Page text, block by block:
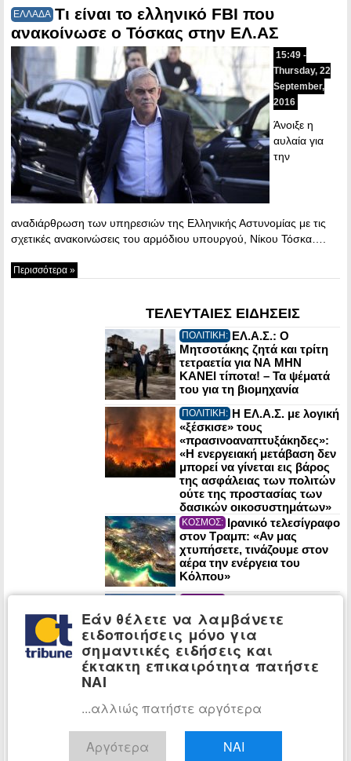
ΕΛΛΑΔΑ Τι είναι το ελληνικό FBI που
ανακοίνωσε ο Τόσκας στην ΕΛ.ΑΣ
15:49 -
Thursday, 22
September,
2016
Άνοιξε η
αυλαία για
την
αναδιάρθρωση των υπηρεσιών της Ελληνικής Αστυνομίας με τις
σχετικές ανακοινώσεις του αρμόδιου υπουργού, Νίκου Τόσκα….
Περισσότερα »
ΤΕΛΕΥΤΑΙΕΣ ΕΙΔΗΣΕΙΣ
ΠΟΛΙΤΙΚΗ: ΕΛ.Α.Σ.: Ο
Μητσοτάκης ζητά και τρίτη
τετραετία για ΝΑ ΜΗΝ
ΚΑΝΕΙ τίποτα! – Τα ψέματά
του για τη βιομηχανία
ΠΟΛΙΤΙΚΗ: Η ΕΛ.Α.Σ. με λογική
«ξέσκισε» τους
«πρασινοαναπτυξάκηδες»:
«Η ενεργειακή μετάβαση δεν
μπορεί να γίνεται εις βάρος
της ασφάλειας των πολιτών
ούτε της προστασίας των
δασικών οικοσυστημάτων»
ΚΟΣΜΟΣ: Ιρανικό τελεσίγραφο
στον Τραμπ: «Αν μας
χτυπήσετε, τινάζουμε στον
αέρα την ενέργεια του
Κόλπου»
αντιπαράθεση Τραμπ-
Χέγκσεθ για τις ελλείψεις
πυραύλων που περιορίζουν
τα πλήγματα στο Ιράν
ΕΠΙΧΕΙΡΗΣΕΙΣ:
Στην τελική
στο Ντουμπάι: Υπεγράφη η
σύμβαση για το έργο του 1
δισ. δολαρίων
Χάρης Δούκας: «Η
Εάν θέλετε να λαμβάνετε
ειδοποιήσεις μόνο για
σημαντικές ειδήσεις και
έκτακτη επικαιρότητα πατήστε
ΝΑΙ
...αλλιώς πατήστε αργότερα
Αργότερα ΝΑΙ